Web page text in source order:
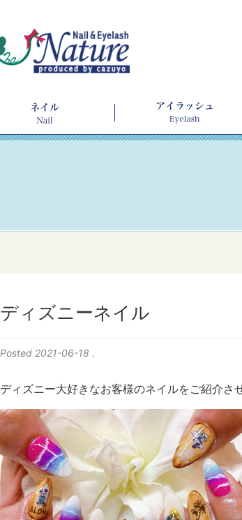
ディズニーネイル
Posted 2021-06-18 .
ディズニー大好きなお客様のネイルをご紹介さ